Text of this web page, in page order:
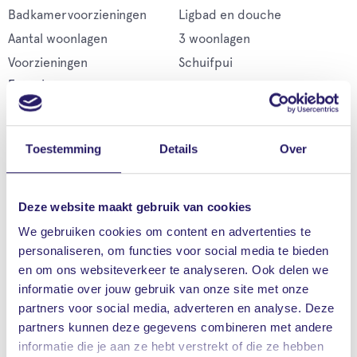
Toestemming Details Over
Deze website maakt gebruik van cookies
We gebruiken cookies om content en advertenties te
personaliseren, om functies voor social media te bieden
en om ons websiteverkeer te analyseren. Ook delen we
informatie over jouw gebruik van onze site met onze
partners voor social media, adverteren en analyse. Deze
partners kunnen deze gegevens combineren met andere
informatie die je aan ze hebt verstrekt of die ze hebben
Badkamervoorzieningen
Ligbad en douche
Aantal woonlagen
3 woonlagen
Voorzieningen
Schuifpui
Energie
Energielabel
Warm water
Zonneboiler
Garage
Soort garage
Aangebouwd steen,
parkeerplaats, garage met
carport
Capaciteit
1 auto
Voorzieningen
Voorzien van verwarming,
voorzien van elektra en
voorzien van water